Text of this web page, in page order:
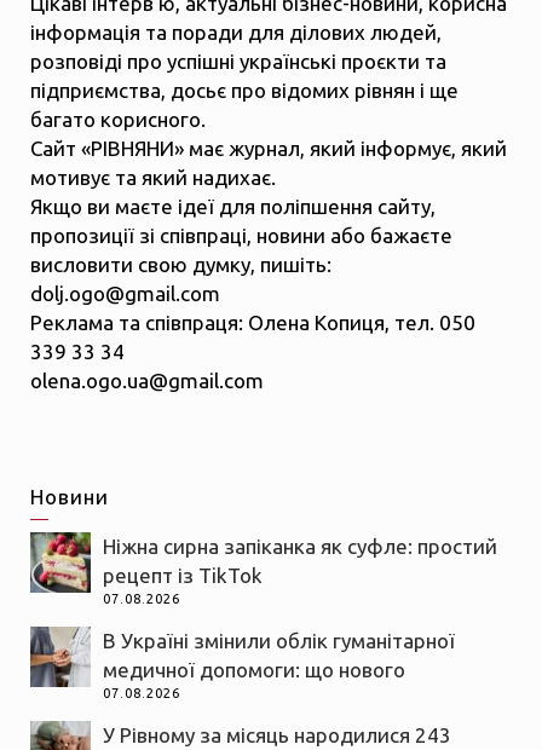
інформація та поради для ділових людей,
розповіді про успішні українські проєкти та
підприємства, досьє про відомих рівнян і ще
багато корисного.
Сайт «РІВНЯНИ» має журнал, який інформує, який
мотивує та який надихає.
Якщо ви маєте ідеї для поліпшення сайту,
пропозиції зі співпраці, новини або бажаєте
висловити свою думку, пишіть:
dolj.ogo@gmail.com
Реклама та співпраця: Олена Копиця, тел. 050
339 33 34
olena.ogo.ua@gmail.com
Новини
Ніжна сирна запіканка як суфле: простий
рецепт із TikTok
07.08.2026
В Україні змінили облік гуманітарної
медичної допомоги: що нового
07.08.2026
У Рівному за місяць народилися 243